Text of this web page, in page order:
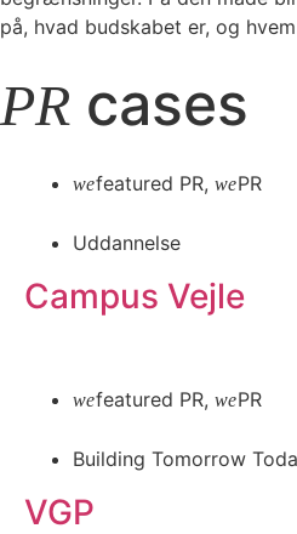
på, hvad budskabet er, og
PR cases
featured PR, PR
Uddannelse
Campus Vejle
featured PR, PR
Building Tomorrow
VGP